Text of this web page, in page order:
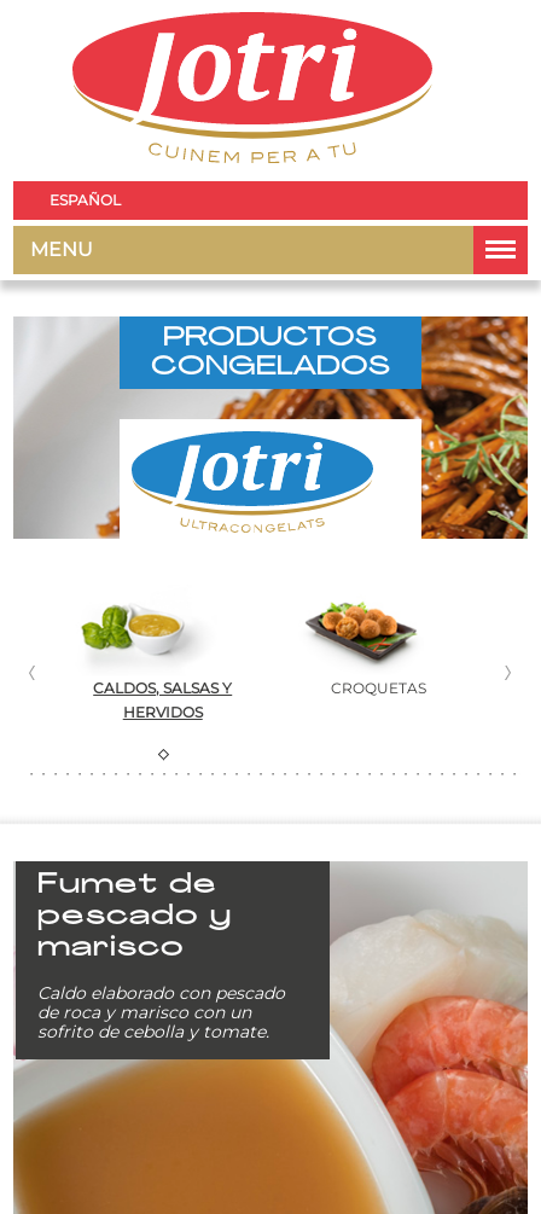
ESPAÑOL
MENU
PRODUCTOS
CONGELADOS
CALDOS, SALSAS Y
HERVIDOS
CROQUETAS
Fumet de
pescado y
marisco
Caldo elaborado con pescado
de roca y marisco con un
sofrito de cebolla y tomate.